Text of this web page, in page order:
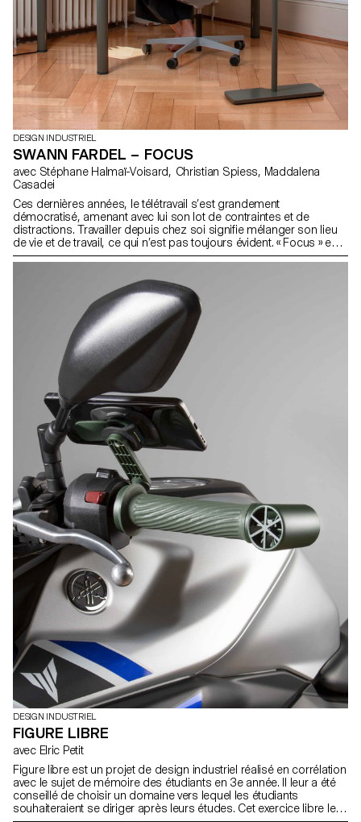
DESIGN INDUSTRIEL
SWANN FARDEL – FOCUS
avec Stéphane Halmaï-Voisard, Christian Spiess, Maddalena
Casadei
Ces dernières années, le télétravail s’est grandement
démocratisé, amenant avec lui son lot de contraintes et de
distractions. Travailler depuis chez soi signifie mélanger son lieu
de vie et de travail, ce qui n’est pas toujours évident. « Focus » est
un bureau qui améliore le confort de son utilisateur à l’aide d’un
roulettes, le panneau se déplace aisément. Lors d’une vidéo
conférence, par exemple, l’utilisateur pourra le faire glisser
derrière lui afin de flouter son environnement, gagnant ainsi en
DESIGN INDUSTRIEL
FIGURE LIBRE
avec Elric Petit
Figure libre est un projet de design industriel réalisé en corrélation
avec le sujet de mémoire des étudiants en 3e année. Il leur a été
conseillé de choisir un domaine vers lequel les étudiants
souhaiteraient se diriger après leurs études. Cet exercice libre leur